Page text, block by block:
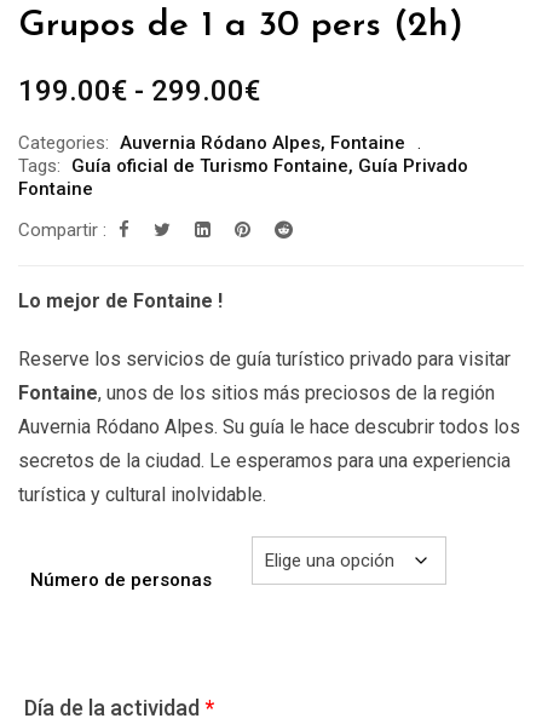
Grupos de 1 a 30 pers (2h)
199.00€ - 299.00€Rango
precios:
199.00€
Categories: Auvernia Ródano Alpes, Fontaine
Tags:
Guía oficial de Turismo Fontaine, Guía Privado
Fontaine
Compartir :
Lo mejor de Fontaine !
Reserve los servicios de guía turístico privado para visitar
Fontaine, unos de los sitios más preciosos de la región
Auvernia Ródano Alpes. Su guía le hace descubrir todos los
secretos de la ciudad. Le esperamos para una experiencia
turística y cultural inolvidable.
Número de personas
Día de la actividad *